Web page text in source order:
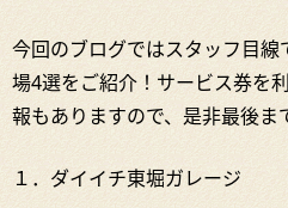
今回のブログではスタッフ目
場4選をご紹介！サービス券を
報もありますので、是非最後ま
１．ダイイチ東堀ガレージ